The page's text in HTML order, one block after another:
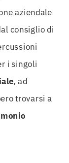
aziendale
consiglio di
i singoli
, ad
trovarsi a